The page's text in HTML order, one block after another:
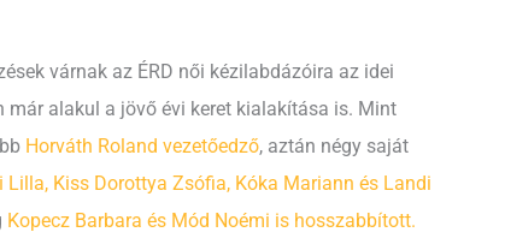
várnak az ÉRD női kézilabdázóira az idei
már alakul a jövő évi keret kialakítása is. Mint
Horváth Roland vezetőedző, aztán négy saját
Lilla, Kiss Dorottya Zsófia, Kóka Mariann és Landi
Kopecz Barbara és Mód Noémi is hosszabbított.